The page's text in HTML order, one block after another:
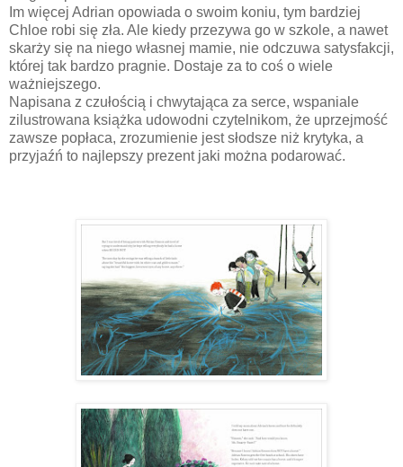
Im więcej Adrian opowiada o swoim koniu, tym bardziej
Chloe robi się zła. Ale kiedy przezywa go w szkole, a nawet
skarży się na niego własnej mamie, nie odczuwa satysfakcji,
której tak bardzo pragnie. Dostaje za to coś o wiele
ważniejszego.
Napisana z czułością i chwytająca za serce, wspaniale
zilustrowana książka udowodni czytelnikom, że uprzejmość
zawsze popłaca, zrozumienie jest słodsze niż krytyka, a
przyjaźń to najlepszy prezent jaki można podarować.